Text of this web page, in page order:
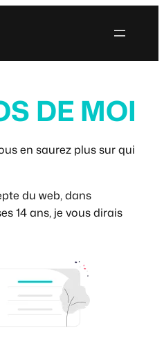
DE MOI
en saurez plus sur qui
du web, dans
14 ans, je vous dirais